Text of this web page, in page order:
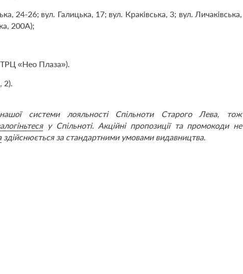
24-26; вул. Галицька, 17; вул. Краківська, 3; вул. Личаківська,
200А);
ТРЦ «Нео Плаза»).
2).
системи лояльності Спільноти Старого Лева, тож
у Спільноті. Акційні пропозиції та промокоди не
здійснюється за стандартними умовами видавництва.